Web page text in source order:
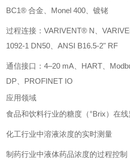
BC1® 合金、Monel 400、镀铑
过程连接：VARIVENT® N、
1092-1 DN50、ANSI B16.5-2" RF
通信接口：4–20 mA、HART、
DP、PROFINET IO
应用领域
食品和饮料行业的糖度（°Brix）在线
化工行业中溶液浓度的实时测量
制药行业中液体药品浓度的过程控制